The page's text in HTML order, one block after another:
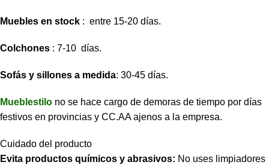
Muebles en stock : entre 15-20 días.
Colchones : 7-10 días.
Sofás y sillones a medida: 30-45 días.
Mueblestilo no se hace cargo de demoras de tiempo por días
festivos en provincias y CC.AA ajenos a la empresa.
Cuidado del producto
Evita productos químicos y abrasivos: No uses limpiadores